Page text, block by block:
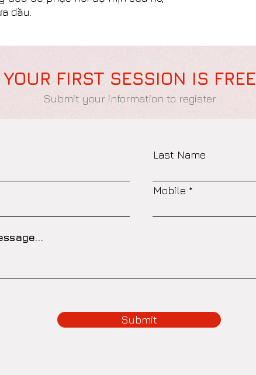
dầu.
YOUR FIRST SESSION IS FREE
Submit your information to register
Last Name
Mobile
Submit